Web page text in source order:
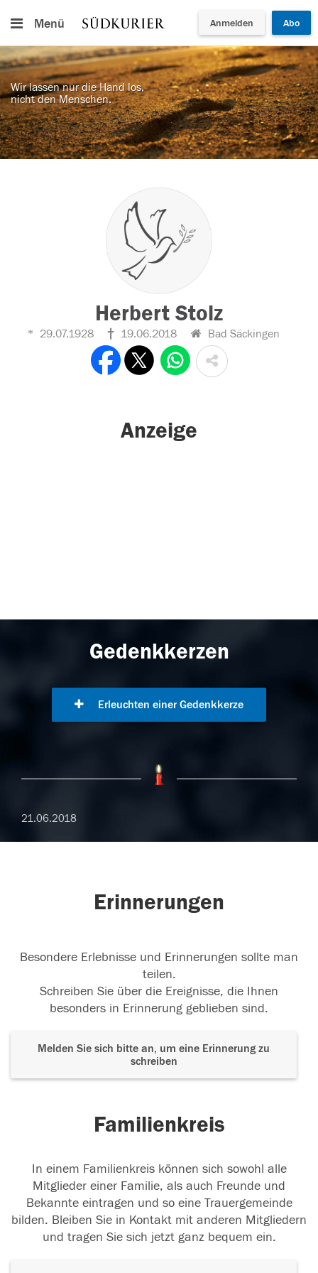
Menü Anmelden Abo
Wir lassen nur die Hand los,
nicht den Menschen.
Herbert Stolz
29.07.1928 19.06.2018 Bad Säckingen
Anzeige
Gedenkkerzen
Erleuchten einer Gedenkkerze
21.06.2018
Erinnerungen
Besondere Erlebnisse und Erinnerungen sollte man
teilen.
Schreiben Sie über die Ereignisse, die Ihnen
besonders in Erinnerung geblieben sind.
Melden Sie sich bitte an, um eine Erinnerung zu
schreiben
Familienkreis
In einem Familienkreis können sich sowohl alle
Mitglieder einer Familie, als auch Freunde und
Bekannte eintragen und so eine Trauergemeinde
bilden. Bleiben Sie in Kontakt mit anderen Mitgliedern
und tragen Sie sich jetzt ganz bequem ein.